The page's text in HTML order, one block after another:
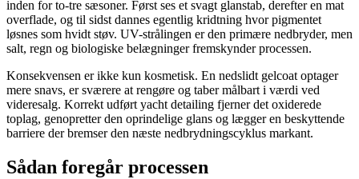
inden for to-tre sæsoner. Først ses et svagt glanstab, derefter en mat
overflade, og til sidst dannes egentlig kridtning hvor pigmentet
løsnes som hvidt støv. UV-strålingen er den primære nedbryder, men
salt, regn og biologiske belægninger fremskynder processen.
Konsekvensen er ikke kun kosmetisk. En nedslidt gelcoat optager
mere snavs, er sværere at rengøre og taber målbart i værdi ved
videresalg. Korrekt udført yacht detailing fjerner det oxiderede
toplag, genopretter den oprindelige glans og lægger en beskyttende
barriere der bremser den næste nedbrydningscyklus markant.
Sådan foregår processen